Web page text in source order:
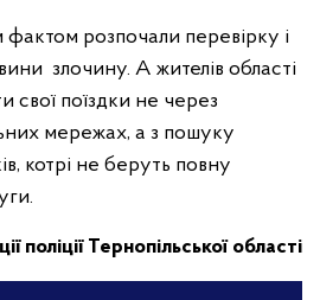
фактом розпочали перевірку і
злочину. А жителів області
свої поїздки не через
мережах, а з пошуку
котрі не беруть повну
поліції Тернопільської області